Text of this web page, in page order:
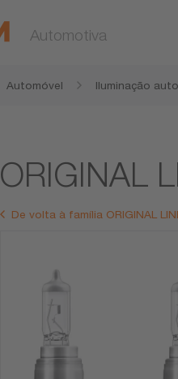
Automotiva
Automóvel Iluminação
ORIGINAL
De volta à família ORIGINAL